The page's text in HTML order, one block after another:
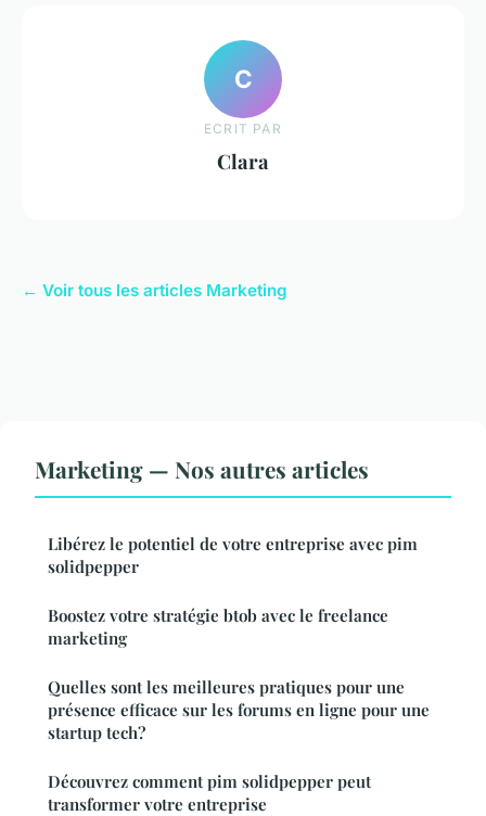
C
ECRIT PAR
Clara
← Voir tous les articles Marketing
Marketing — Nos autres articles
Libérez le potentiel de votre entreprise avec pim
solidpepper
Boostez votre stratégie btob avec le freelance
marketing
Quelles sont les meilleures pratiques pour une
présence efficace sur les forums en ligne pour une
startup tech?
Découvrez comment pim solidpepper peut
transformer votre entreprise